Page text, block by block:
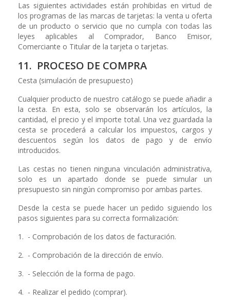
Las siguientes actividades están prohibidas en virtud de
los programas de las marcas de tarjetas: la venta u oferta
de un producto o servicio que no cumpla con todas las
leyes aplicables al Comprador, Banco Emisor,
Comerciante o Titular de la tarjeta o tarjetas.
11. PROCESO DE COMPRA
Cesta (simulación de presupuesto)
Cualquier producto de nuestro catálogo se puede añadir a
la cesta. En esta, solo se observarán los artículos, la
cantidad, el precio y el importe total. Una vez guardada la
cesta se procederá a calcular los impuestos, cargos y
descuentos según los datos de pago y de envío
introducidos.
Las cestas no tienen ninguna vinculación administrativa,
solo es un apartado donde se puede simular un
presupuesto sin ningún compromiso por ambas partes.
Desde la cesta se puede hacer un pedido siguiendo los
pasos siguientes para su correcta formalización:
1. - Comprobación de los datos de facturación.
2. - Comprobación de la dirección de envío.
3. - Selección de la forma de pago.
4. - Realizar el pedido (comprar).